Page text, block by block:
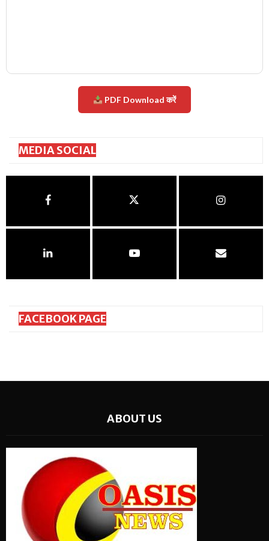
PDF Download करें
MEDIA SOCIAL
FACEBOOK PAGE
ABOUT US